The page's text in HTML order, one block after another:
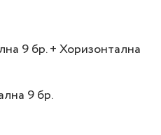
9 бр. + Хоризонтална
9 бр.